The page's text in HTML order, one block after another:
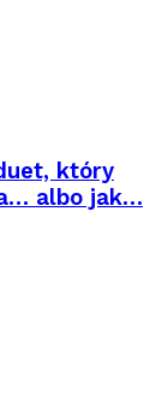
który
albo jak…